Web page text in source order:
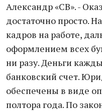
Александр «СВ». -
достаточно просто.
кадров на работе,
оформлением всех
ни разу. Деньги
банковский счет.
обеспечены в виде
полтора года. По